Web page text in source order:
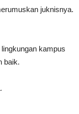
juknisnya.
kampus
baik.